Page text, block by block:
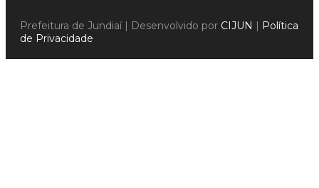
Prefeitura de Jundiaí | Desenvolvido por CIJUN | Política
de Privacidade